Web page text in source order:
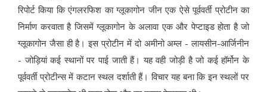
रिपोर्ट किया कि एंगलरफिश का ग्लूकागोन जीन एक ऐसे पूर्ववर्ती प्रोटीन का
निर्माण करवाता है जिसमें ग्लूकागोन के अलावा एक और पेप्टाइड होता है जो
ग्लूकागोन जैसा ही है। इस प्रोटीन में दो अमीनो अम्ल - लायसीन-आर्जिनीन
- जोड़ियां कई स्थानों पर पाई जाती हैं। यह वही जोड़ी है जो कई हॉर्मोन के
पूर्ववर्ती प्रोटीन्स में कटान स्थल दर्शाती हैं। विचार यह बना कि इन स्थलों पर